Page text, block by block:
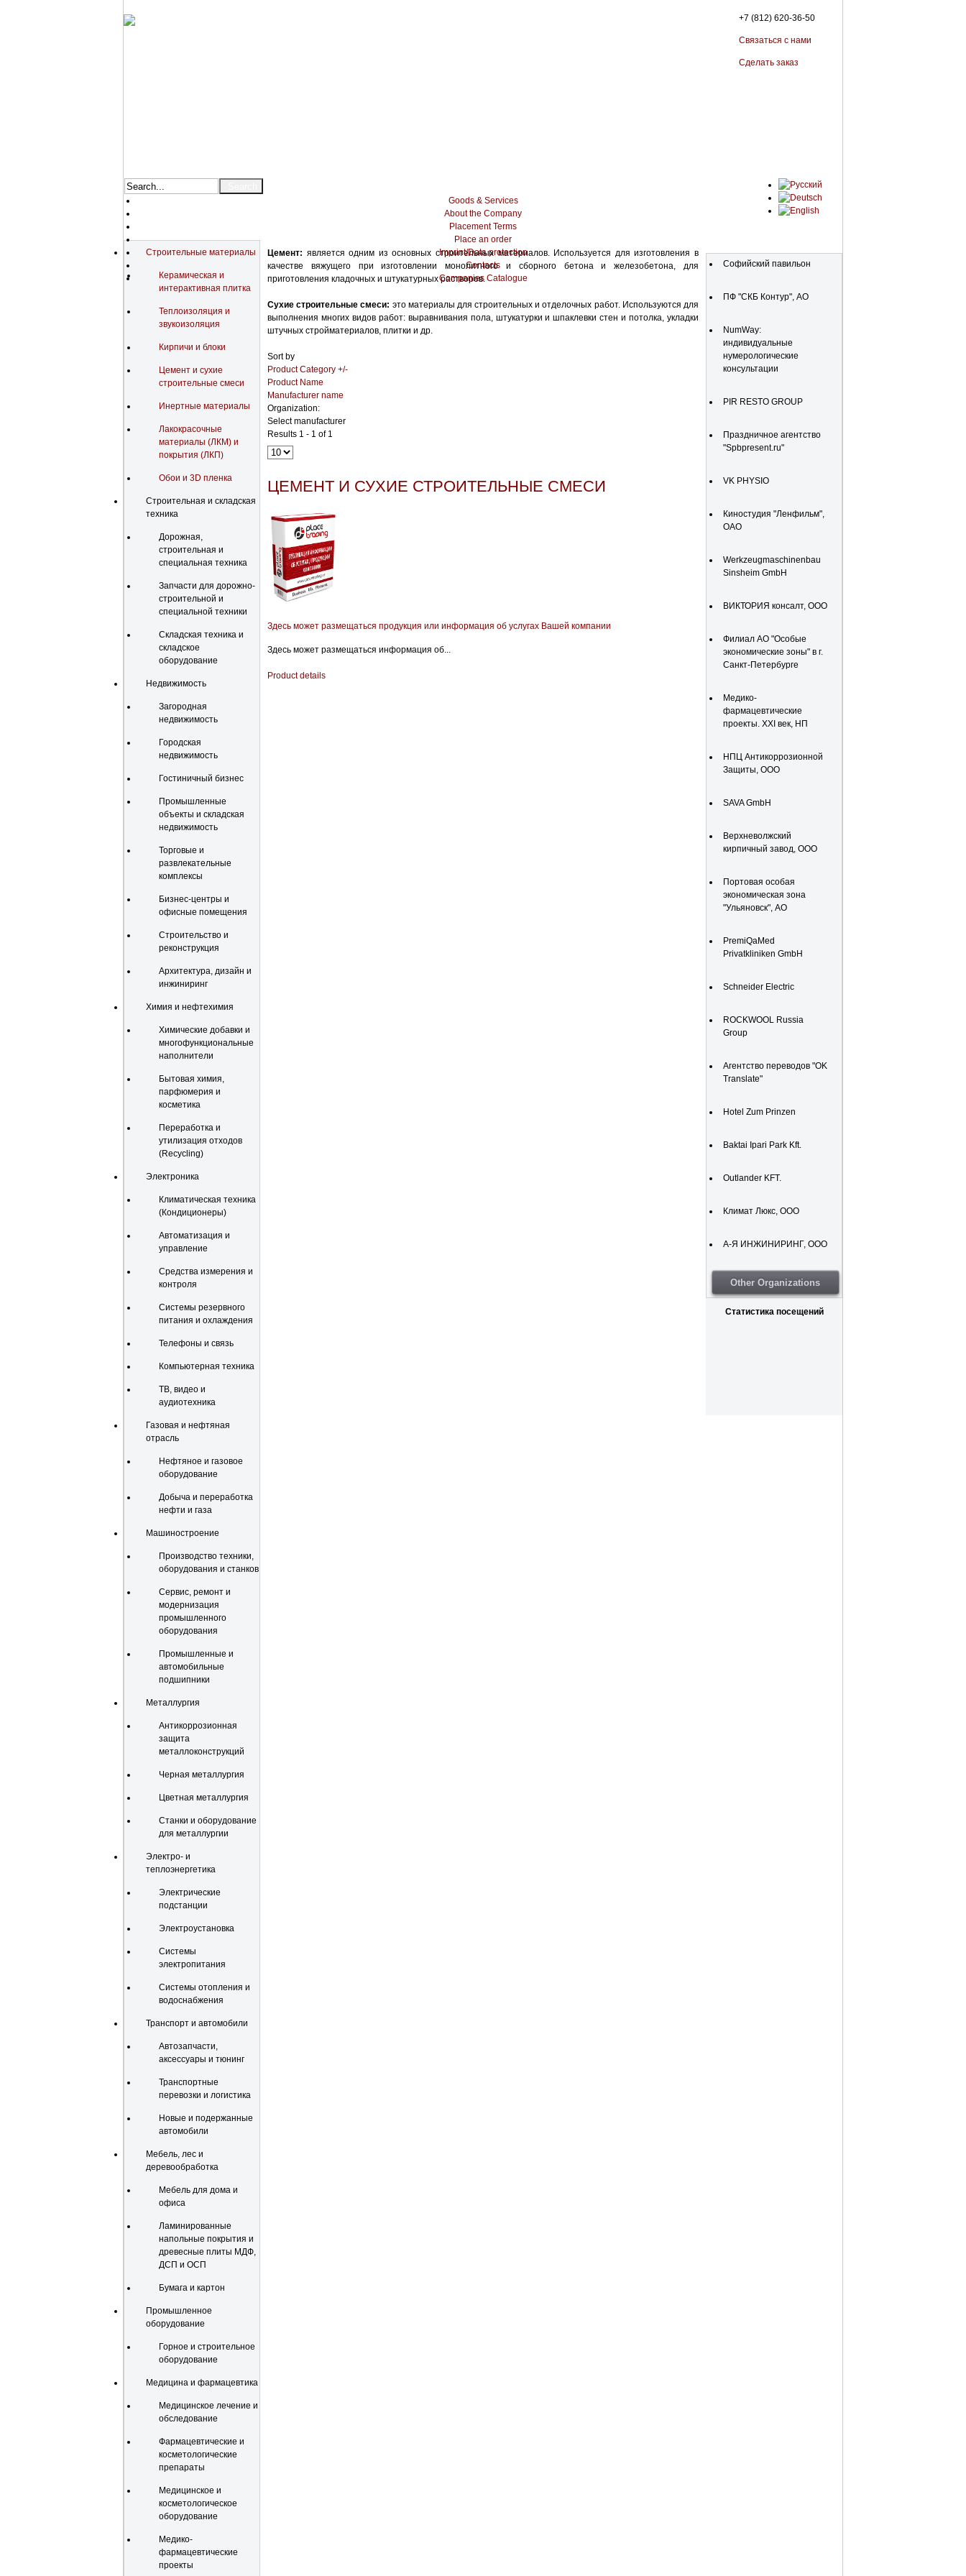
+7 (812) 620-36-50
Связаться с нами
Сделать заказ
Goods & Services
About the Company
Placement Terms
Place an order
Imprint/Data protection
Contacts
Companies Catalogue
Строительные материалы
Керамическая и
интерактивная плитка
Теплоизоляция и
звукоизоляция
Кирпичи и блоки
Цемент и сухие
строительные смеси
Инертные материалы
Лакокрасочные
материалы (ЛКМ) и
покрытия (ЛКП)
Обои и 3D пленка
Строительная и складская
техника
Дорожная,
строительная и
специальная техника
Запчасти для дорожно-
строительной и
специальной техники
Складская техника и
складское
оборудование
Недвижимость
Загородная
недвижимость
Городская
недвижимость
Гостиничный бизнес
Промышленные
объекты и складская
недвижимость
Торговые и
развлекательные
комплексы
Бизнес-центры и
офисные помещения
Строительство и
реконструкция
Архитектура, дизайн и
инжиниринг
Химия и нефтехимия
Химические добавки и
многофункциональные
наполнители
Бытовая химия,
парфюмерия и
косметика
Переработка и
утилизация отходов
(Recycling)
Электроника
Климатическая техника
(Кондиционеры)
Автоматизация и
управление
Средства измерения и
контроля
Системы резервного
питания и охлаждения
Телефоны и связь
Компьютерная техника
ТВ, видео и
аудиотехника
Газовая и нефтяная
отрасль
Нефтяное и газовое
оборудование
Добыча и переработка
нефти и газа
Машиностроение
Производство техники,
оборудования и станков
Сервис, ремонт и
модернизация
промышленного
оборудования
Промышленные и
автомобильные
подшипники
Металлургия
Антикоррозионная
защита
металлоконструкций
Черная металлургия
Цветная металлургия
Станки и оборудование
для металлургии
Электро- и
теплоэнергетика
Электрические
подстанции
Электроустановка
Системы
электропитания
Системы отопления и
водоснабжения
Транспорт и автомобили
Автозапчасти,
аксессуары и тюнинг
Транспортные
перевозки и логистика
Новые и подержанные
автомобили
Мебель, лес и
деревообработка
Мебель для дома и
офиса
Ламинированные
напольные покрытия и
древесные плиты МДФ,
ДСП и ОСП
Бумага и картон
Промышленное
оборудование
Горное и строительное
оборудование
Медицина и фармацевтика
Медицинское лечение и
обследование
Фармацевтические и
косметологические
препараты
Медицинское и
косметологическое
оборудование
Медико-
фармацевтические
проекты
Цемент: является одним из основных строительных материалов. Используется для изготовления в
качестве вяжущего при изготовлении монолитного и сборного бетона и железобетона, для
приготовления кладочных и штукатурных растворов.
Сухие строительные смеси: это материалы для строительных и отделочных работ. Используются для
выполнения многих видов работ: выравнивания пола, штукатурки и шпаклевки стен и потолка, укладки
штучных стройматериалов, плитки и др.
Sort by
Product Category +/-
Product Name
Manufacturer name
Organization:
Select manufacturer
Results 1 - 1 of 1
ЦЕМЕНТ И СУХИЕ СТРОИТЕЛЬНЫЕ СМЕСИ
Здесь может размещаться продукция или информация об услугах Вашей компании
Здесь может размещаться информация об...
Product details
Софийский павильон
ПФ "СКБ Контур", АО
NumWay:
индивидуальные
нумерологические
консультации
PIR RESTO GROUP
Праздничное агентство
"Spbpresent.ru"
VK PHYSIO
Киностудия "Ленфильм",
ОАО
Werkzeugmaschinenbau
Sinsheim GmbH
ВИКТОРИЯ консалт, ООО
Филиал АО "Особые
экономические зоны" в г.
Санкт-Петербурге
Медико-
фармацевтические
проекты. XXI век, НП
НПЦ Антикоррозионной
Защиты, ООО
SAVA GmbH
Верхневолжский
кирпичный завод, ООО
Портовая особая
экономическая зона
"Ульяновск", АО
PremiQaMed
Privatkliniken GmbH
Schneider Electric
ROCKWOOL Russia
Group
Агентство переводов "OK
Translate"
Hotel Zum Prinzen
Baktai Ipari Park Kft.
Outlander KFT.
Климат Люкс, ООО
А-Я ИНЖИНИРИНГ, ООО
Other Organizations
Статистика посещений